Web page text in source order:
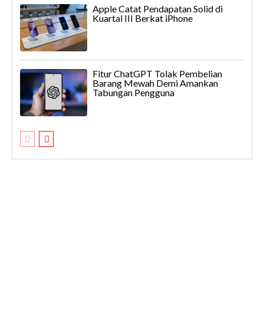
Apple Catat Pendapatan Solid di
Kuartal III Berkat iPhone
Fitur ChatGPT Tolak Pembelian
Barang Mewah Demi Amankan
Tabungan Pengguna